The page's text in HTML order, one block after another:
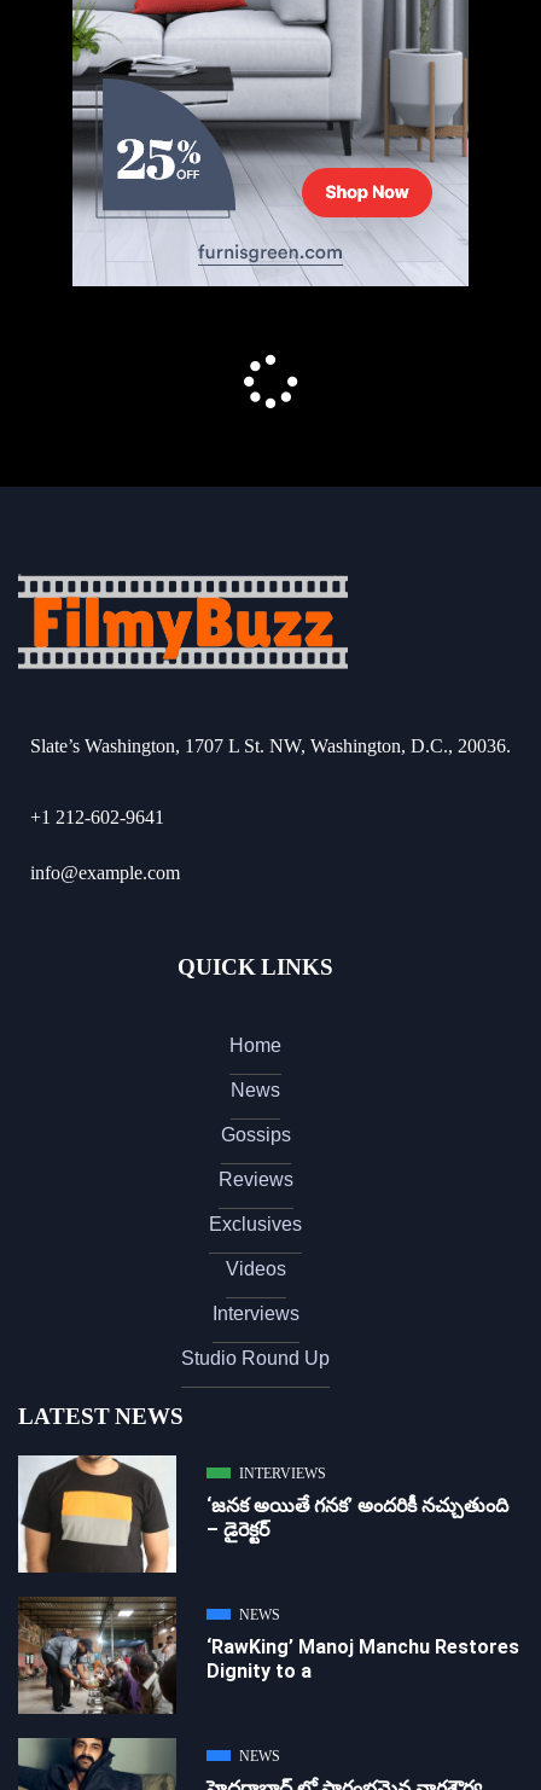
Slate’s Washington, 1707 L St. NW, Washington, D.C., 20036.
+1 212-602-9641
info@example.com
QUICK LINKS
Home
News
Gossips
Reviews
Exclusives
Videos
Interviews
Studio Round Up
LATEST NEWS
INTERVIEWS
‘జ‌న‌క అయితే గ‌న‌క‌’ అందరికీ నచ్చుతుంది
– డైరెక్ట‌ర్
NEWS
‘RawKing’ Manoj Manchu Restores
Dignity to a
NEWS